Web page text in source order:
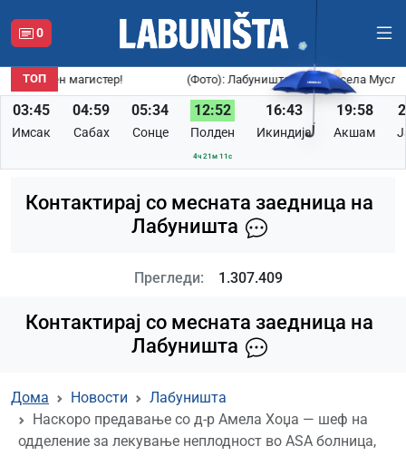
0
ТОП
магистер! (Фото): Лабуништанката Емсела Муслиоска –
03:45
Имсак
04:59
Сабах
05:34
Сонце
12:52
Полден
4ч 21м 10с
16:43
Икиндија
19:58
Акшам
Контактирај со месната заедница на
Лабуништа
Прегледи: 1.307.409
Контактирај со месната заедница на
Лабуништа
Дома Новости
Лабуништа
Наскоро предавање со д-р Амела Хоџа — шеф на
одделение за лекување неплодност во ASA болница,